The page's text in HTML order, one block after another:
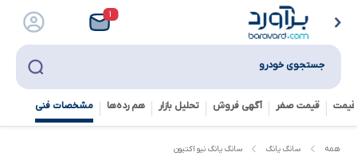
۱
جستجوی خودرو
قیمت صفر آگهی فروش تحلیل بازار هم رده‌ها‌ مشخصات فنی
همه سانگ یانگ سانگ یانگ نیو اکتیون